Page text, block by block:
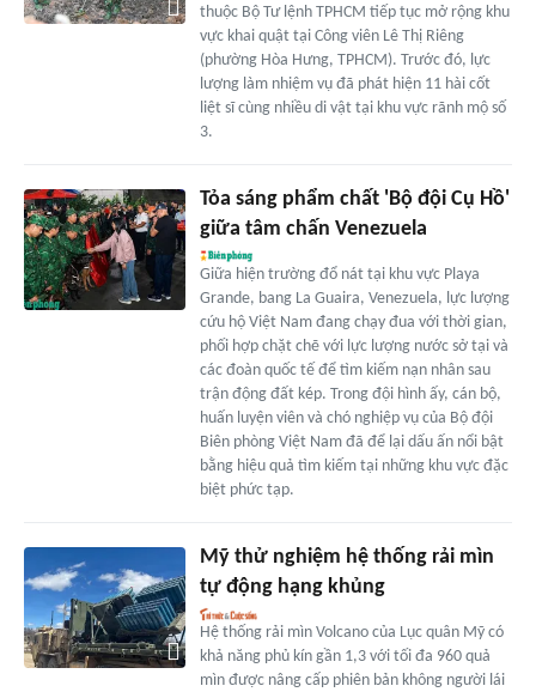
thuộc Bộ Tư lệnh TPHCM tiếp tục mở rộng khu
vực khai quật tại Công viên Lê Thị Riêng
(phường Hòa Hưng, TPHCM). Trước đó, lực
lượng làm nhiệm vụ đã phát hiện 11 hài cốt
liệt sĩ cùng nhiều di vật tại khu vực rãnh mộ số
3.
Tỏa sáng phẩm chất 'Bộ đội Cụ Hồ'
giữa tâm chấn Venezuela
Giữa hiện trường đổ nát tại khu vực Playa
Grande, bang La Guaira, Venezuela, lực lượng
cứu hộ Việt Nam đang chạy đua với thời gian,
phối hợp chặt chẽ với lực lượng nước sở tại và
các đoàn quốc tế để tìm kiếm nạn nhân sau
trận động đất kép. Trong đội hình ấy, cán bộ,
huấn luyện viên và chó nghiệp vụ của Bộ đội
Biên phòng Việt Nam đã để lại dấu ấn nổi bật
bằng hiệu quả tìm kiếm tại những khu vực đặc
biệt phức tạp.
Mỹ thử nghiệm hệ thống rải mìn
tự động hạng khủng
Hệ thống rải mìn Volcano của Lục quân Mỹ có
khả năng phủ kín gần 1,3 với tối đa 960 quả
mìn được nâng cấp phiên bản không người lái